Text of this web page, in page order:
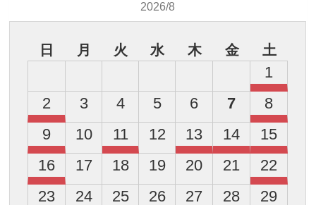
2026/8
日 月 火 水 木 金 土
1
2
3 4 5 6 7
8
9
10 11 12 13 14
15
16
17 18 19 20 21
22
23
24 25 26 27 28
29